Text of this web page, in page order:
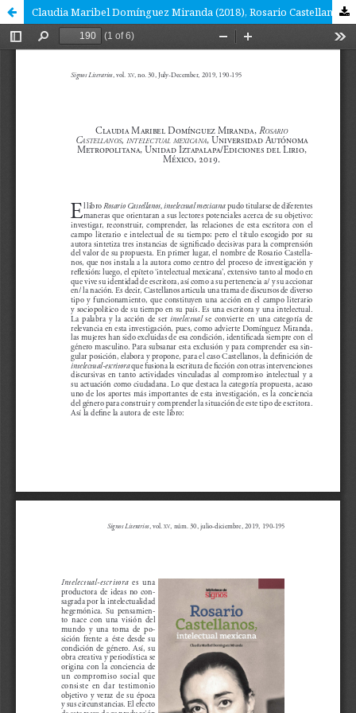
Claudia Maribel Domínguez Miranda (2018), Rosario Castellanos, intelectual mexicana, México, Universidad Autónoma Metropolitana-Iztapalapa/Ediciones del Lirio, Biblioteca Signos, 83, 272 p.